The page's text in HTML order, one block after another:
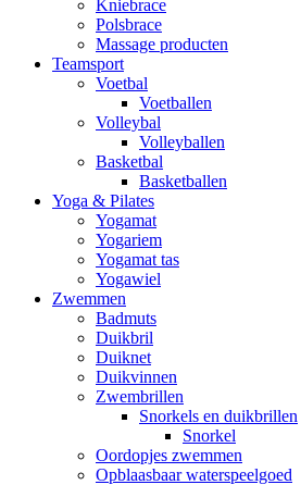
Kniebrace
Polsbrace
Massage producten
Teamsport
Voetbal
Voetballen
Volleybal
Volleyballen
Basketbal
Basketballen
Yoga & Pilates
Yogamat
Yogariem
Yogamat tas
Yogawiel
Zwemmen
Badmuts
Duikbril
Duiknet
Duikvinnen
Zwembrillen
Snorkels en duikbrillen
Snorkel
Oordopjes zwemmen
Opblaasbaar waterspeelgoed